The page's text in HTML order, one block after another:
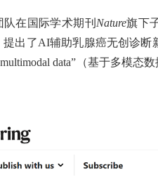
在国际学术期刊 Nature旗下
提出了AI辅助乳腺癌无创诊断
multimodal data”（基于多模